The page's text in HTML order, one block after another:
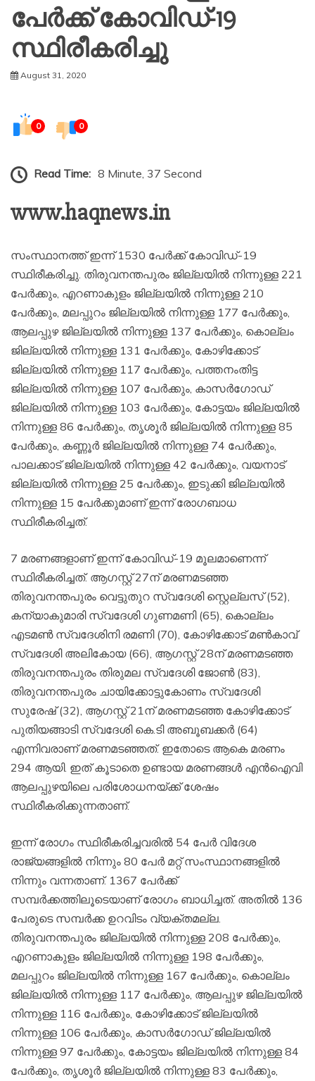
പേര്‍ക്ക് കോവിഡ്-19
സ്ഥിരീകരിച്ചു
August 31, 2020
0 0
Read Time: 8 Minute, 37 Second
www.haqnews.in
സംസ്ഥാനത്ത് ഇന്ന് 1530 പേര്‍ക്ക് കോവിഡ്-19
സ്ഥിരീകരിച്ചു. തിരുവനന്തപുരം ജില്ലയില്‍ നിന്നുള്ള 221
പേര്‍ക്കും, എറണാകുളം ജില്ലയില്‍ നിന്നുള്ള 210
പേര്‍ക്കും, മലപ്പുറം ജില്ലയില്‍ നിന്നുള്ള 177 പേര്‍ക്കും,
ആലപ്പുഴ ജില്ലയില്‍ നിന്നുള്ള 137 പേര്‍ക്കും, കൊല്ലം
ജില്ലയില്‍ നിന്നുള്ള 131 പേര്‍ക്കും, കോഴിക്കോട്
ജില്ലയില്‍ നിന്നുള്ള 117 പേര്‍ക്കും, പത്തനംതിട്ട
ജില്ലയില്‍ നിന്നുള്ള 107 പേര്‍ക്കും, കാസര്‍ഗോഡ്
ജില്ലയില്‍ നിന്നുള്ള 103 പേര്‍ക്കും, കോട്ടയം ജില്ലയില്‍
നിന്നുള്ള 86 പേര്‍ക്കും, തൃശൂര്‍ ജില്ലയില്‍ നിന്നുള്ള 85
പേര്‍ക്കും, കണ്ണൂര്‍ ജില്ലയില്‍ നിന്നുള്ള 74 പേര്‍ക്കും,
പാലക്കാട് ജില്ലയില്‍ നിന്നുള്ള 42 പേര്‍ക്കും, വയനാട്
ജില്ലയില്‍ നിന്നുള്ള 25 പേര്‍ക്കും, ഇടുക്കി ജില്ലയില്‍
നിന്നുള്ള 15 പേര്‍ക്കുമാണ് ഇന്ന് രോഗബാധ
സ്ഥിരീകരിച്ചത്.
7 മരണങ്ങളാണ് ഇന്ന് കോവിഡ്-19 മൂലമാണെന്ന്
സ്ഥിരീകരിച്ചത്. ആഗസ്റ്റ് 27ന് മരണമടഞ്ഞ
തിരുവനന്തപുരം വെട്ടുതുറ സ്വദേശി സ്റ്റെല്ലസ് (52),
കന്യാകുമാരി സ്വദേശി ഗുണമണി (65), കൊല്ലം
എടമണ്‍ സ്വദേശിനി രമണി (70), കോഴിക്കോട് മണ്‍കാവ്
സ്വദേശി അലികോയ (66), ആഗസ്റ്റ് 28ന് മരണമടഞ്ഞ
തിരുവനന്തപുരം തിരുമല സ്വദേശി ജോണ്‍ (83),
തിരുവനന്തപുരം ചായിക്കോട്ടുകോണം സ്വദേശി
സുരേഷ് (32), ആഗസ്റ്റ് 21ന് മരണമടഞ്ഞ കോഴിക്കോട്
പുതിയങ്ങാടി സ്വദേശി കെ.ടി അബൂബക്കര്‍ (64)
എന്നിവരാണ് മരണമടഞ്ഞത്. ഇതോടെ ആകെ മരണം
294 ആയി. ഇത് കൂടാതെ ഉണ്ടായ മരണങ്ങള്‍ എന്‍ഐവി
ആലപ്പുഴയിലെ പരിശോധനയ്ക്ക് ശേഷം
സ്ഥിരീകരിക്കുന്നതാണ്.
ഇന്ന് രോഗം സ്ഥിരീകരിച്ചവരില്‍ 54 പേര്‍ വിദേശ
രാജ്യങ്ങളില്‍ നിന്നും 80 പേര്‍ മറ്റ് സംസ്ഥാനങ്ങളില്‍
നിന്നും വന്നതാണ്. 1367 പേര്‍ക്ക്
സമ്പര്‍ക്കത്തിലൂടെയാണ് രോഗം ബാധിച്ചത്. അതില്‍ 136
പേരുടെ സമ്പര്‍ക്ക ഉറവിടം വ്യക്തമല്ല.
തിരുവനന്തപുരം ജില്ലയില്‍ നിന്നുള്ള 208 പേര്‍ക്കും,
എറണാകുളം ജില്ലയില്‍ നിന്നുള്ള 198 പേര്‍ക്കും,
മലപ്പുറം ജില്ലയില്‍ നിന്നുള്ള 167 പേര്‍ക്കും, കൊല്ലം
ജില്ലയില്‍ നിന്നുള്ള 117 പേര്‍ക്കും, ആലപ്പുഴ ജില്ലയില്‍
നിന്നുള്ള 116 പേര്‍ക്കും, കോഴിക്കോട് ജില്ലയില്‍
നിന്നുള്ള 106 പേര്‍ക്കും, കാസര്‍ഗോഡ് ജില്ലയില്‍
നിന്നുള്ള 97 പേര്‍ക്കും, കോട്ടയം ജില്ലയില്‍ നിന്നുള്ള 84
പേര്‍ക്കും, തൃശൂര്‍ ജില്ലയില്‍ നിന്നുള്ള 83 പേര്‍ക്കും,